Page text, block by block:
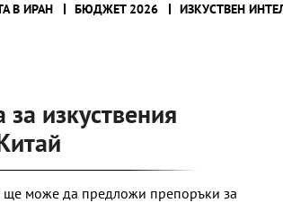
В ИРАН БЮДЖЕТ 2026 ИЗКУСТВЕН
изкуствения
ще може да предложи препоръки за